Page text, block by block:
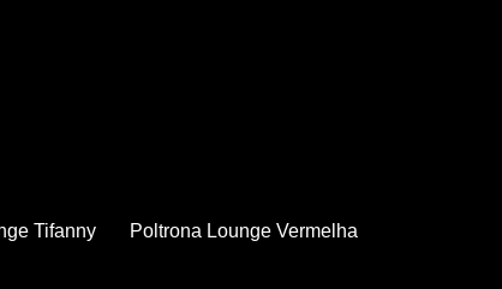
Tifanny Poltrona Lounge Vermelha